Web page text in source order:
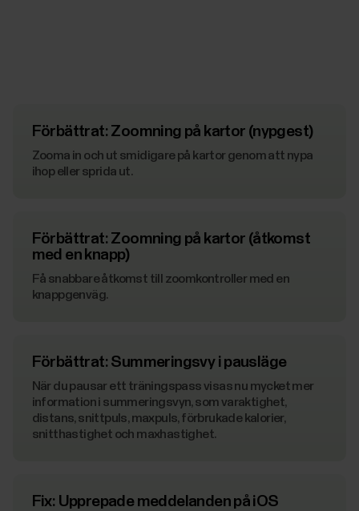
Förbättrat: Zoomning på kartor (nypgest)
Zooma in och ut smidigare på kartor genom att nypa
ihop eller sprida ut.
Förbättrat: Zoomning på kartor (åtkomst
med en knapp)
Få snabbare åtkomst till zoomkontroller med en
knappgenväg.
Förbättrat: Summeringsvy i pausläge
När du pausar ett träningspass visas nu mycket mer
information i summeringsvyn, som varaktighet,
distans, snittpuls, maxpuls, förbrukade kalorier,
snitthastighet och maxhastighet.
Fix: Upprepade meddelanden på iOS